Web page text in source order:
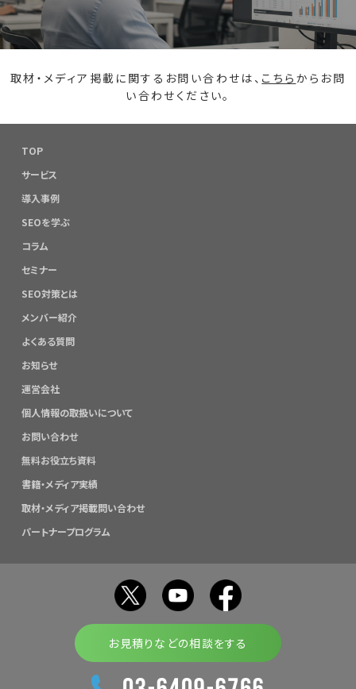
取材・メディア掲載に関するお問い合わせは、 こちら からお問
い合わせください。
TOP
サービス
導入事例
SEOを学ぶ
コラム
セミナー
SEO対策とは
メンバー紹介
よくある質問
お知らせ
運営会社
個人情報の取扱いについて
お問い合わせ
無料お役立ち資料
書籍・メディア実績
取材・メディア掲載問い合わせ
パートナープログラム
お見積りなどの相談をする